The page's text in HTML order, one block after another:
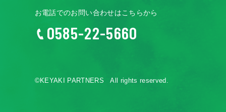
お電話でのお問い合わせはこちらから
0585-22-5660
©KEYAKI PARTNERS All rights reserved.